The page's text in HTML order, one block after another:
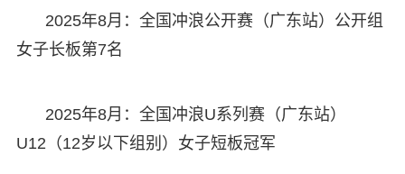
2025年8月：全国冲浪公开赛（广东站）公开组
女子长板第7名
2025年8月：全国冲浪U系列赛（广东站）
U12（12岁以下组别）女子短板冠军